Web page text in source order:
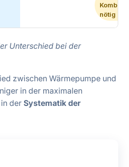
nötig
Unterschied bei der
zwischen Wärmepumpe und
in der maximalen
in derSystematik der